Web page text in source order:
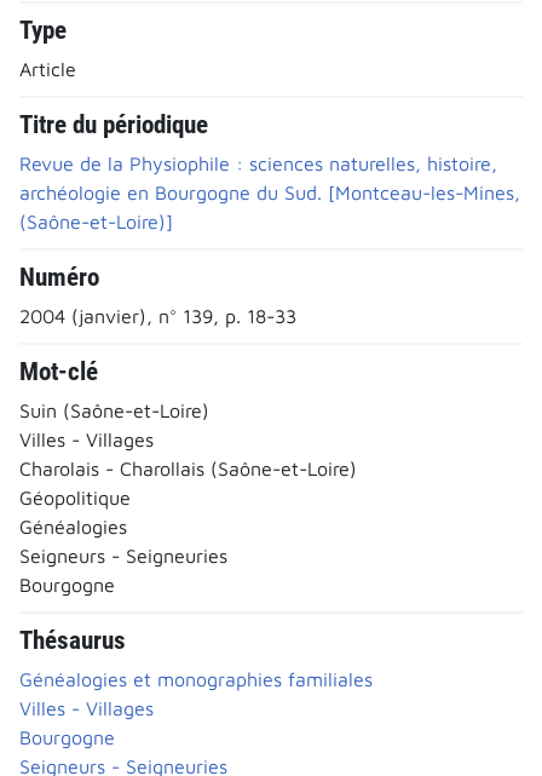
Type
Article
Titre du périodique
Revue de la Physiophile : sciences naturelles, histoire,
archéologie en Bourgogne du Sud. [Montceau-les-Mines,
(Saône-et-Loire)]
Numéro
2004 (janvier), n° 139, p. 18-33
Mot-clé
Suin (Saône-et-Loire)
Villes - Villages
Charolais - Charollais (Saône-et-Loire)
Géopolitique
Généalogies
Seigneurs - Seigneuries
Bourgogne
Thésaurus
Généalogies et monographies familiales
Villes - Villages
Bourgogne
Seigneurs - Seigneuries